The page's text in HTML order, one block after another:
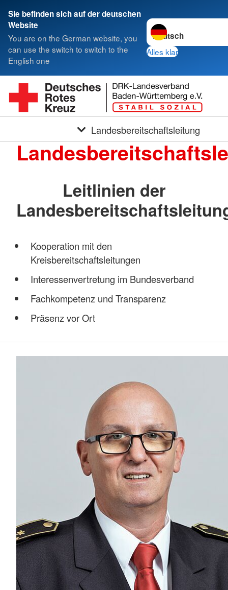
Sie befinden sich auf der deutschen
Website
You are on the German website, you
can use the switch to switch to the
English one
Sprache wechseln zu
Alles klar
Landesbereitschaftsleitung
Leitlinien der
Kooperation mit den
Kreisbereitschaftsleitungen
Interessenvertretung im Bundesverband
Fachkompetenz und Transparenz
Präsenz vor Ort